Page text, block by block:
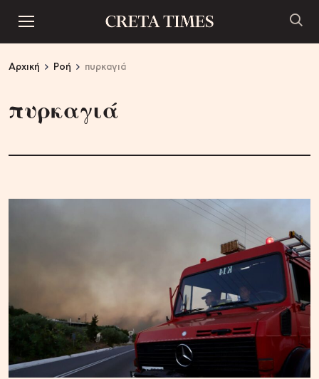
Αρχική Ροή πυρκαγιά
πυρκαγιά